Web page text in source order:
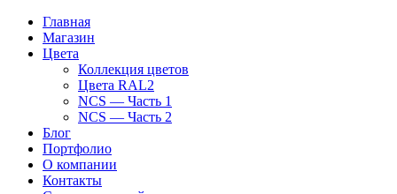
Главная
Магазин
Цвета
Коллекция цветов
Цвета RAL2
NCS — Часть 1
NCS — Часть 2
Блог
Портфолио
О компании
Контакты